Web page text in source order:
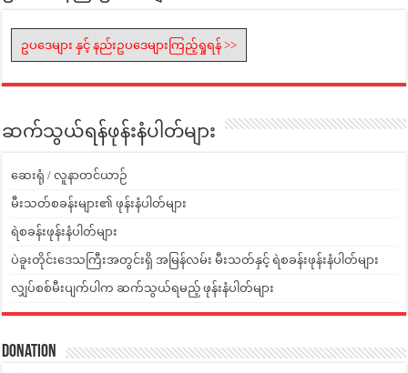
ဥပဒေများ နှင့် နည်းဥပဒေများကြည့်ရှုရန် >>
ဆက်သွယ်ရန်ဖုန်းနံပါတ်များ
ဆေးရုံ / လူနာတင်ယာဉ်
မီးသတ်စခန်းများ၏ ဖုန်းနံပါတ်များ
ရဲစခန်းဖုန်းနံပါတ်များ
ပဲခူးတိုင်းဒေသကြီးအတွင်းရှိ အမြန်လမ်း မီးသတ်နှင့် ရဲစခန်းဖုန်းနံပါတ်များ
လျှပ်စစ်မီးပျက်ပါက ဆက်သွယ်ရမည့် ဖုန်းနံပါတ်များ
Donation